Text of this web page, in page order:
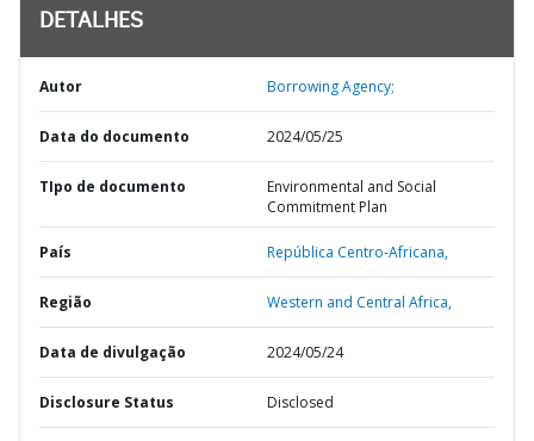
DETALHES
Autor Borrowing Agency;
Data do documento 2024/05/25
TIpo de documento
Environmental and Social
Commitment Plan
País República Centro-Africana,
Região Western and Central Africa,
Data de divulgação 2024/05/24
Disclosure Status Disclosed